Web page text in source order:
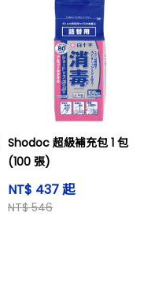
Shodoc 超級補充包 1 包
(100 張)
NT$ 437 起
NT$ 546